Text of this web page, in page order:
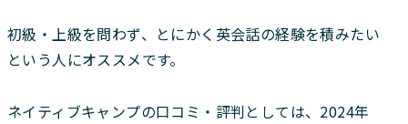
初級・上級を問わず、とにかく英会話の経験を積みたい
という人にオススメです。
ネイティブキャンプの口コミ・評判としては、2024年